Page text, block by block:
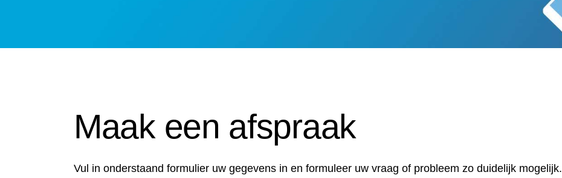
Maak een afspraak
Vul in onderstaand formulier uw gegevens in en formuleer uw vraag of probleem zo duidelijk mogelijk.